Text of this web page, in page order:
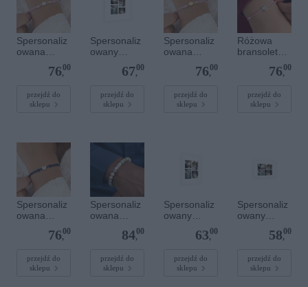
Spersonaliz
owana
bransoletka
sznurkowa -
Srebrne
kółko
76,
00
przejdź do
sklepu
Spersonaliz
owany
plakat - 40 x
67,
00
przejdź do
sklepu
Spersonaliz
owana
bransoletka
sznurkowa -
Złote kółko
76,
00
przejdź do
sklepu
Różowa
bransoletka
dla dzieci -
owana -
Srebrne
76,
00
przejdź do
sklepu
Spersonaliz
owana
bransoletka
sznurkowa -
Srebrne
serce
76,
00
przejdź do
sklepu
Spersonaliz
owana
bransoletka
szlachetnym
i - Szary - M
84,
00
przejdź do
sklepu
Spersonaliz
owany
plakat - 30 x
63,
00
przejdź do
sklepu
Spersonaliz
owany
plakat - 30 x
58,
00
przejdź do
sklepu